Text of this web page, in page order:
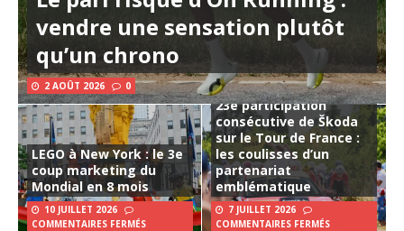
vendre une sensation plutôt
qu’un chrono
2 AOÛT 2026 0
LEGO à New York : le 3e
coup marketing du
Mondial en 8 mois
10 JUILLET 2026
COMMENTAIRES FERMÉS
23e participation
consécutive de Škoda
sur le Tour de France :
les coulisses d’un
partenariat
emblématique
7 JUILLET 2026
COMMENTAIRES FERMÉS